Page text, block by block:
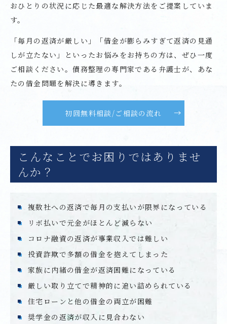
おひとりの状況に応じた最適な解決方法をご提案していま
す。
「毎月の返済が厳しい」「借金が膨らみすぎて返済の見通
しが立たない」といったお悩みをお持ちの方は、ぜひ一度
ご相談ください。債務整理の専門家である弁護士が、あな
たの借金問題を解決に導きます。
初回無料相談/ご相談の流れ
こんなことでお困りではありませ
んか？
複数社への返済で毎月の支払いが限界になっている
リボ払いで元金がほとんど減らない
コロナ融資の返済が事業収入では難しい
投資詐欺で多額の借金を抱えてしまった
家族に内緒の借金が返済困難になっている
厳しい取り立てで精神的に追い詰められている
住宅ローンと他の借金の両立が困難
奨学金の返済が収入に見合わない